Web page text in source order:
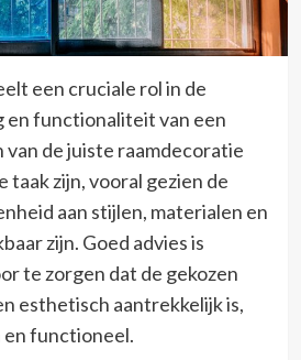
een cruciale rol in de
en functionaliteit van een
de juiste raamdecoratie
taak zijn, vooral gezien de
aan stijlen, materialen en
zijn. Goed advies is
te zorgen dat de gekozen
esthetisch aantrekkelijk is,
en functioneel.